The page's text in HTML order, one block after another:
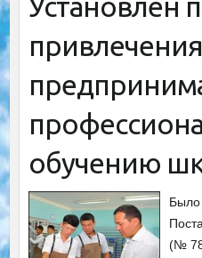
привлечения
обучению
Было
(№ 78